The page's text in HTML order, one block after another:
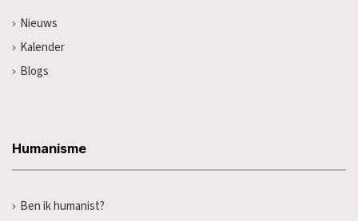
Nieuws
Kalender
Blogs
Humanisme
Ben ik humanist?